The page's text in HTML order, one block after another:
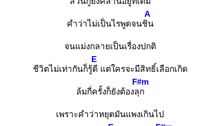
คำว่าไม่เป็นไรพูดจนชิน
A
จนแม่งกลายเป็นเรื่องปกติ
ชีวิตไม่เท่ากันก็รู้ดี
E
แต่ใครจะมีสิทธิ์เลือกเกิด
ล้มกี่ครั้งก็ยังต้องลุก
F#m
เพราะคำว่าหยุดมันแพงเกินไป